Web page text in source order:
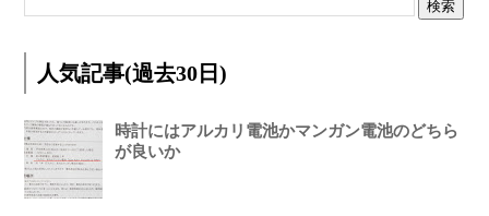
人気記事(過去30日)
時計にはアルカリ電池かマンガン電池のどちら
が良いか